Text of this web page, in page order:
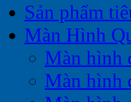
Sản phẩm
Màn Hình
Màn hình
Màn hình